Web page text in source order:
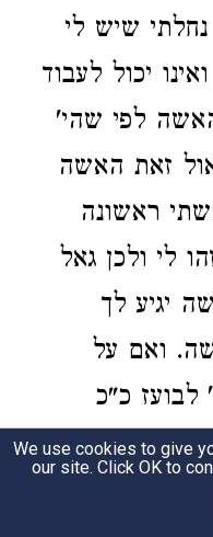
שיש לי
יכול לעבוד
לפי שהי'
זאת האשה
ראשונה
לי ולכן גאל
יגיע לך
ואם על
כ"כ
לא אוכל לגאול
לא יוכל
We use cookies to give
our site. Click OK to